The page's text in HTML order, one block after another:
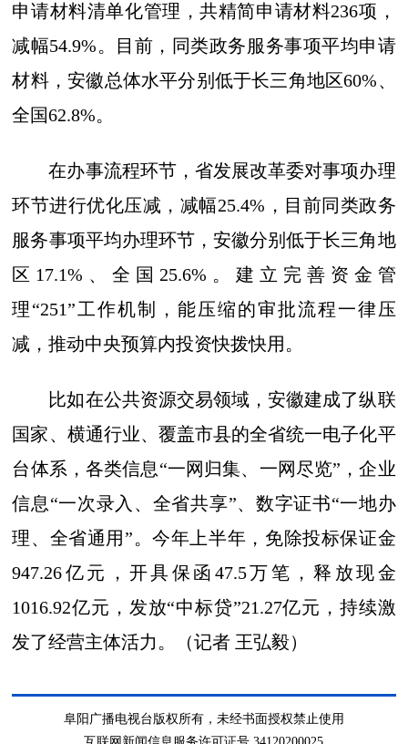
申请材料清单化管理，共精简申请材料236项，
减幅54.9%。目前，同类政务服务事项平均申请
材料，安徽总体水平分别低于长三角地区60%、
全国62.8%。
在办事流程环节，省发展改革委对事项办理
环节进行优化压减，减幅25.4%，目前同类政务
服务事项平均办理环节，安徽分别低于长三角地
区17.1%、全国25.6%。建立完善资金管
理“251”工作机制，能压缩的审批流程一律压
减，推动中央预算内投资快拨快用。
比如在公共资源交易领域，安徽建成了纵联
国家、横通行业、覆盖市县的全省统一电子化平
台体系，各类信息“一网归集、一网尽览”，企业
信息“一次录入、全省共享”、数字证书“一地办
理、全省通用”。今年上半年，免除投标保证金
947.26亿元，开具保函47.5万笔，释放现金
1016.92亿元，发放“中标贷”21.27亿元，持续激
发了经营主体活力。（记者 王弘毅）
阜阳广播电视台版权所有，未经书面授权禁止使用